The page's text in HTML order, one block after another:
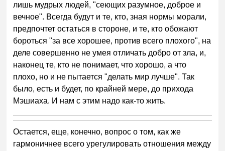
лишь мудрых людей, "сеющих разумное, доброе и
вечное". Всегда будут и те, кто, зная нормы морали,
предпочтет остаться в стороне, и те, кто обожают
бороться "за все хорошее, против всего плохого", на
деле совершенно не умея отличать добро от зла, и,
наконец те, кто не понимает, что хорошо, а что
плохо, но и не пытается "делать мир лучше". Так
было, есть и будет, по крайней мере, до прихода
Мэшиаха. И нам с этим надо как-то жить.
Остается, еще, конечно, вопрос о том, как же
гармоничнее всего урегулировать отношения между